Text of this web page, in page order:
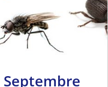
Septembre